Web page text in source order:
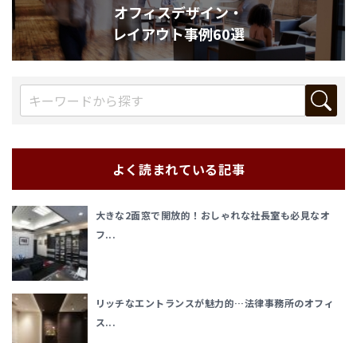
オフィスデザイン・
レイアウト事例60選
よく読まれている記事
大きな2面窓で開放的！おしゃれな社長室も必見なオ
フ...
リッチなエントランスが魅力的…法律事務所のオフィ
ス...